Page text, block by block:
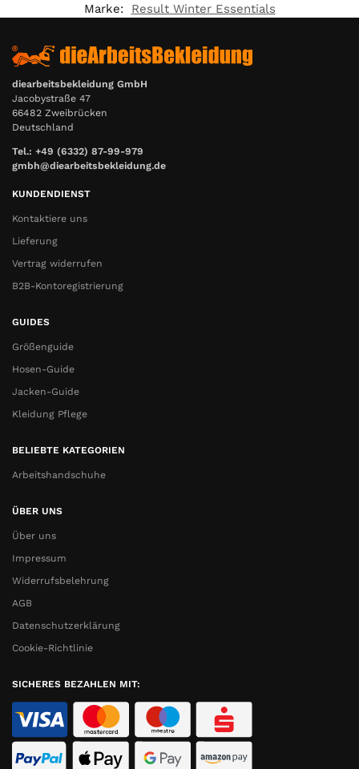
Marke:
Result Winter Essentials
diearbeitsbekleidung GmbH
Jacobystraße 47
66482 Zweibrücken
Deutschland
Tel.: +49 (6332) 87-99-979
gmbh@diearbeitsbekleidung.de
KUNDENDIENST
Kontaktiere uns
Lieferung
Vertrag widerrufen
B2B-Kontoregistrierung
GUIDES
Größenguide
Hosen-Guide
Jacken-Guide
Kleidung Pflege
BELIEBTE KATEGORIEN
Arbeitshandschuhe
ÜBER UNS
Über uns
Impressum
Widerrufsbelehrung
AGB
Datenschutzerklärung
Cookie-Richtlinie
SICHERES BEZAHLEN MIT: